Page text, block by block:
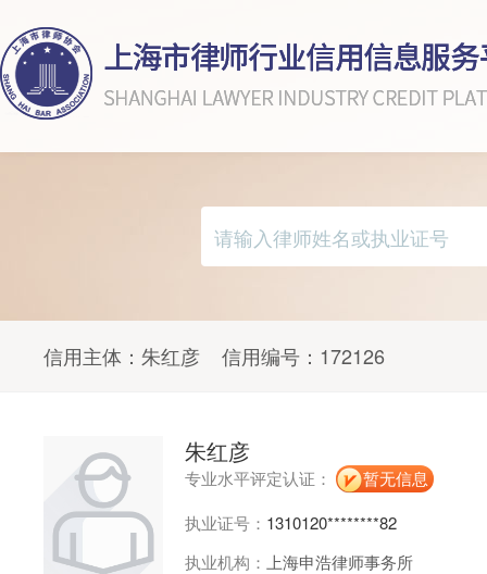
信用主体： 朱红彦 信用编号： 172126
朱红彦
专业水平评定认证：
暂无信息
执业证号： 1310120********82
执业机构： 上海申浩律师事务所